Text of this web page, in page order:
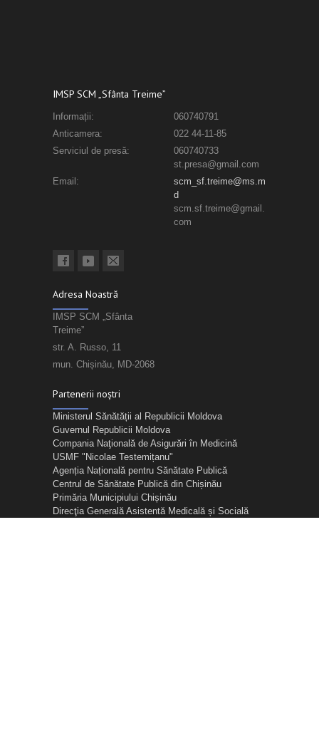
IMSP SCM „Sfânta Treime”
Informații:
060740791
Anticamera:
022 44-11-85
Serviciul de presă:
060740733
st.presa@gmail.com
Email:
scm_sf.treime@ms.m
d
scm.sf.treime@gmail.
com
Adresa Noastră
IMSP SCM „Sfânta
Treime”
str. A. Russo, 11
mun. Chișinău, MD-2068
Partenerii noștri
Ministerul Sănătății al Republicii Moldova
Guvernul Republicii Moldova
Compania Naţională de Asigurări în Medicină
USMF "Nicolae Testemițanu"
Agenția Națională pentru Sănătate Publică
Centrul de Sănătate Publică din Chișinău
Primăria Municipiului Chișinău
Direcţia Generală Asistentă Medicală și Socială